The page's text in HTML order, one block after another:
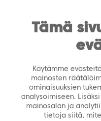
Tämä
Käytämme
mainosten
ominaisuuksien
analysoimiseen.
mainosalan ja
tietoja siitä,
https://tiera.fi/name
webinaari 17.3. klo 14-
oppimateriaalit
WEBINAARI